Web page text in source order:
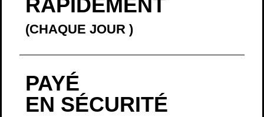
(CHAQUE JOUR )
PAYÉ
EN SÉCURITÉ